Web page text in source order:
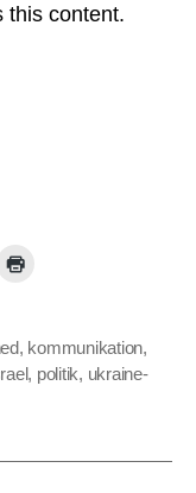
this content.
, kommunikation,
, politik, ukraine-